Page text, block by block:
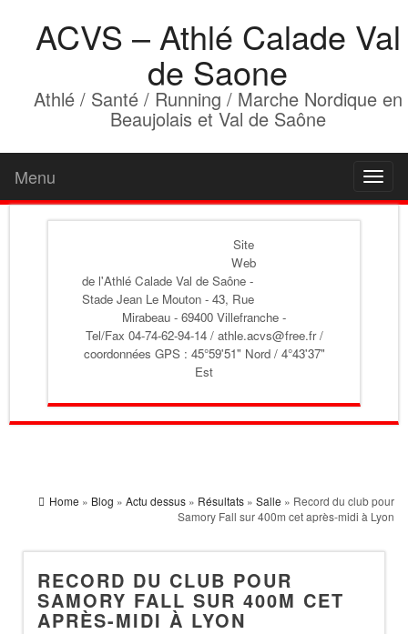
ACVS – Athlé Calade Val
de Saone
Athlé / Santé / Running / Marche Nordique en
Beaujolais et Val de Saône
Menu
Site
Web
de l'Athlé Calade Val de Saône -
Stade Jean Le Mouton - 43, Rue
Mirabeau - 69400 Villefranche -
Tel/Fax 04-74-62-94-14 / athle.acvs@free.fr /
coordonnées GPS : 45°59'51" Nord / 4°43'37"
Est
Home » Blog » Actu dessus » Résultats » Salle » Record du club pour
Samory Fall sur 400m cet après-midi à Lyon
RECORD DU CLUB POUR
SAMORY FALL SUR 400M CET
APRÈS-MIDI À LYON